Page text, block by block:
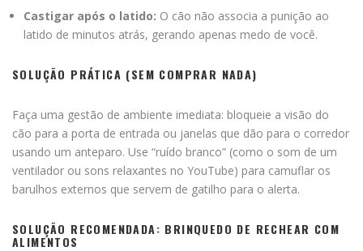
Castigar após o latido: O cão não associa a punição ao
latido de minutos atrás, gerando apenas medo de você.
SOLUÇÃO PRÁTICA (SEM COMPRAR NADA)
Faça uma gestão de ambiente imediata: bloqueie a visão do
cão para a porta de entrada ou janelas que dão para o corredor
usando um anteparo. Use “ruído branco” (como o som de um
ventilador ou sons relaxantes no YouTube) para camuflar os
barulhos externos que servem de gatilho para o alerta.
SOLUÇÃO RECOMENDADA: BRINQUEDO DE RECHEAR COM
ALIMENTOS